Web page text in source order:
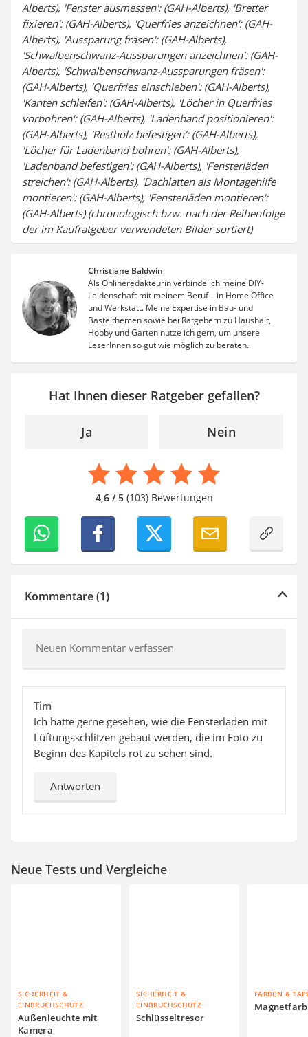
Alberts), 'Fenster ausmessen': (GAH-Alberts), 'Bretter
fixieren': (GAH-Alberts), 'Querfries anzeichnen': (GAH-
Alberts), 'Aussparung fräsen': (GAH-Alberts),
'Schwalbenschwanz-Aussparungen anzeichnen': (GAH-
Alberts), 'Schwalbenschwanz-Aussparungen fräsen':
(GAH-Alberts), 'Querfries einschieben': (GAH-Alberts),
'Kanten schleifen': (GAH-Alberts), 'Löcher in Querfries
vorbohren': (GAH-Alberts), 'Ladenband positionieren':
(GAH-Alberts), 'Restholz befestigen': (GAH-Alberts),
'Löcher für Ladenband bohren': (GAH-Alberts),
'Ladenband befestigen': (GAH-Alberts), 'Fensterläden
streichen': (GAH-Alberts), 'Dachlatten als Montagehilfe
montieren': (GAH-Alberts), 'Fensterläden montieren':
(GAH-Alberts) (chronologisch bzw. nach der Reihenfolge
der im Kaufratgeber verwendeten Bilder sortiert)
Christiane Baldwin
Als Onlineredakteurin verbinde ich meine DIY-
Leidenschaft mit meinem Beruf – in Home Office
und Werkstatt. Meine Expertise in Bau- und
Bastelthemen sowie bei Ratgebern zu Haushalt,
Hobby und Garten nutze ich gern, um unsere
LeserInnen so gut wie möglich zu beraten.
Hat Ihnen dieser Ratgeber gefallen?
Ja Nein
4,6 / 5(103) Bewertungen
Kommentare (1)
Neuen Kommentar verfassen
Tim
Ich hätte gerne gesehen, wie die Fensterläden mit
Lüftungsschlitzen gebaut werden, die im Foto zu
Beginn des Kapitels rot zu sehen sind.
Antworten
Neue Tests und Vergleiche
SICHERHEIT &
EINBRUCHSCHUTZ
Außenleuchte mit
Kamera
SICHERHEIT &
EINBRUCHSCHUTZ
Schlüsseltresor
FARBEN &